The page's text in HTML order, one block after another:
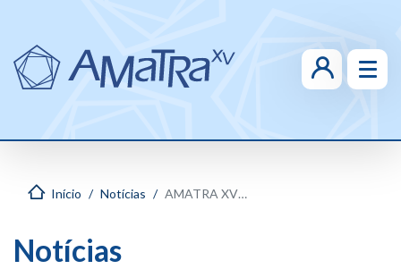
Notícias
Início Notícias AMATRA XV INFORMA – Direto do Plenário: Acesso ao cargo de Desembargadora